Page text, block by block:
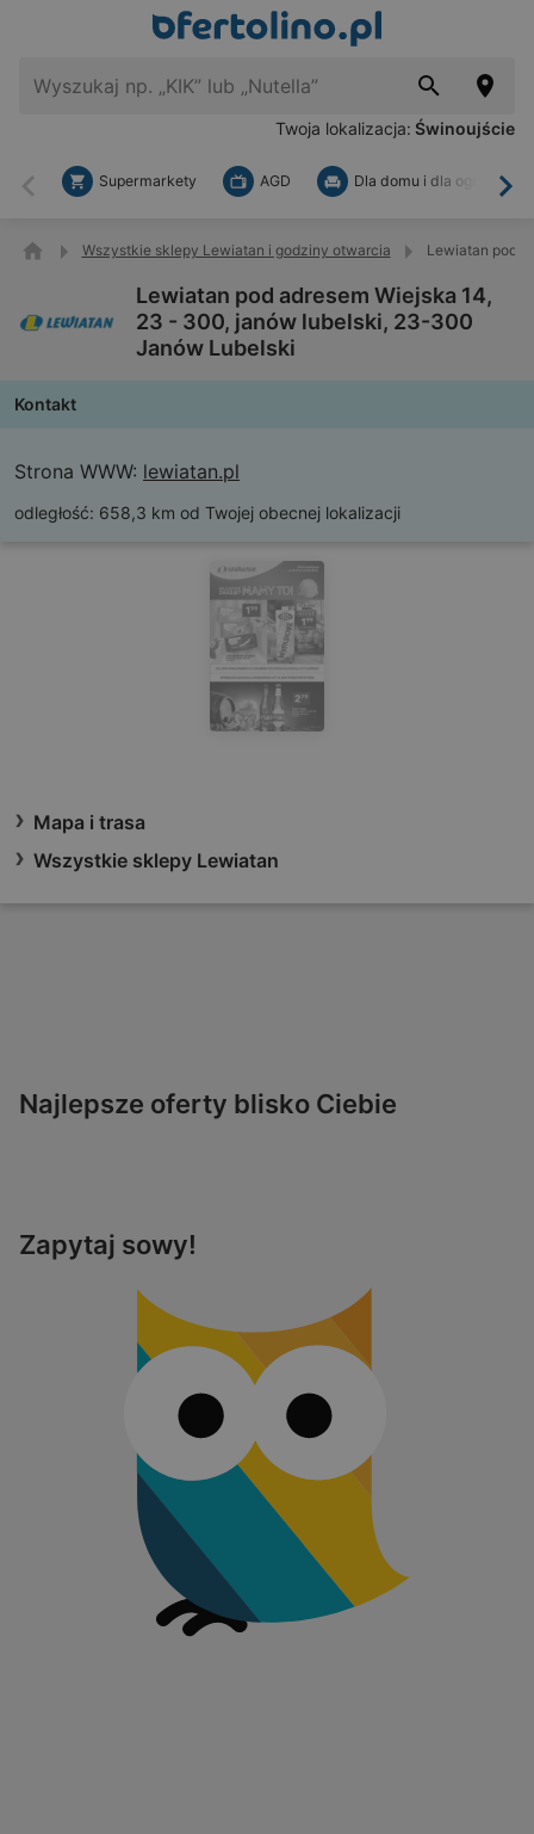
Twoja lokalizacja: Świnoujście
Wstecz
Supermarkety AGD Dla domu i dla ogrodu
Wszystkie sklepy Lewiatan i godziny otwarcia Lewiatan pod
Lewiatan pod adresem Wiejska 14,
23 - 300, janów lubelski, 23-300
Janów Lubelski
Kontakt
Strona WWW: lewiatan.pl
odległość: 658,3 km od Twojej obecnej lokalizacji
Mapa i trasa
Wszystkie sklepy Lewiatan
Najlepsze oferty blisko Ciebie
Zapytaj sowy!